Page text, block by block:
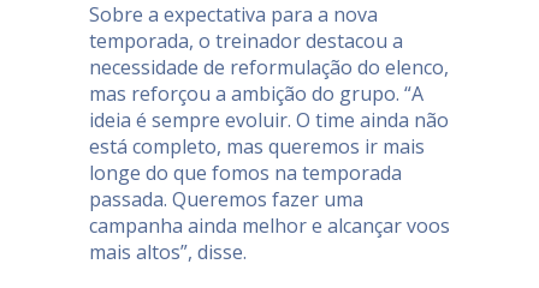
Sobre a expectativa para a nova
temporada, o treinador destacou a
necessidade de reformulação do elenco,
mas reforçou a ambição do grupo. “A
ideia é sempre evoluir. O time ainda não
está completo, mas queremos ir mais
longe do que fomos na temporada
passada. Queremos fazer uma
campanha ainda melhor e alcançar voos
mais altos”, disse.